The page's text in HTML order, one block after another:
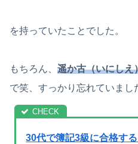
を持っていたことでした。
もちろん、 遥か古（いにしえ
で笑、すっかり忘れていまし
30代で簿記3級に合格す